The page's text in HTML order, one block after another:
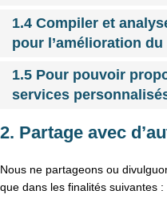
1.4 Compiler et
pour l’amélioration du
1.5 Pour pouvoir
services
2. Partage avec
Nous ne partageons ou
que dans les finalités suivantes :